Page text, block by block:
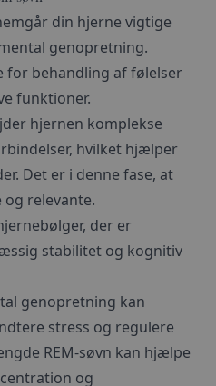
din hjerne vigtige
genopretning.
for behandling af følelser
funktioner.
hjernen komplekse
hvilket hjælper
Det er i denne fase, at
relevante.
der er
stabilitet og kognitiv
genopretning kan
stress og regulere
REM-søvn kan hjælpe
og